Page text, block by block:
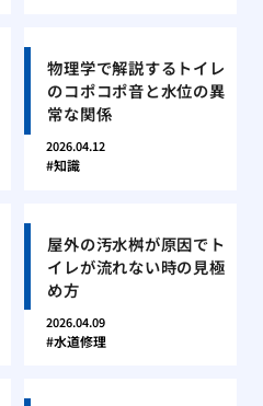
物理学で解説するトイレ
のコポコポ音と水位の異
常な関係
2026.04.12
知識
屋外の汚水桝が原因でト
イレが流れない時の見極
め方
2026.04.09
水道修理